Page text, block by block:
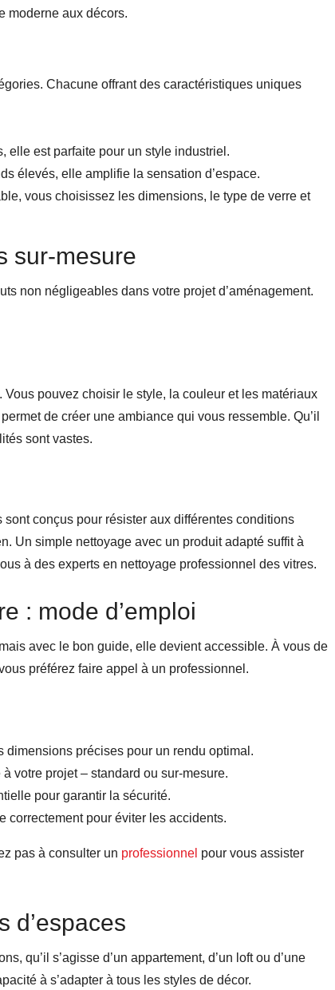
moderne aux décors.
Chacune offrant des caractéristiques uniques
elle est parfaite pour un style industriel.
élevés, elle amplifie la sensation d’espace.
vous choisissez les dimensions, le type de verre et
sur-mesure
non négligeables dans votre projet d’aménagement.
pouvez choisir le style, la couleur et les matériaux
de créer une ambiance qui vous ressemble. Qu’il
sont vastes.
conçus pour résister aux différentes conditions
Un simple nettoyage avec un produit adapté suffit à
à des experts en nettoyage professionnel des vitres.
: mode d’emploi
avec le bon guide, elle devient accessible. À vous de
préférez faire appel à un professionnel.
dimensions précises pour un rendu optimal.
votre projet – standard ou sur-mesure.
pour garantir la sécurité.
correctement pour éviter les accidents.
pas à consulter un professionnel pour vous assister
d’espaces
qu’il s’agisse d’un appartement, d’un loft ou d’une
à s’adapter à tous les styles de décor.